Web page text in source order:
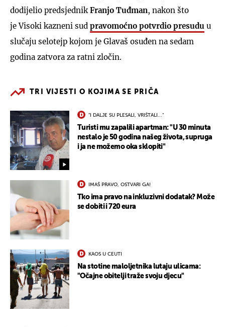
dodijelio predsjednik Franjo Tuđman, nakon što
je Visoki kazneni sud pravomoćno potvrdio presudu u
slučaju selotejp kojom je Glavaš osuđen na sedam
godina zatvora za ratni zločin.
TRI VIJESTI O KOJIMA SE PRIČA
"I DALJE SU PLESALI, VRIŠTALI..."
Turisti mu zapalili apartman: "U 30 minuta
nestalo je 50 godina našeg života, supruga
i ja ne možemo oka sklopiti"
IMAŠ PRAVO, OSTVARI GA!
Tko ima pravo na inkluzivni dodatak? Može
se dobiti i 720 eura
KAOS U CEUTI
Na stotine maloljetnika lutaju ulicama:
"Očajne obitelji traže svoju djecu"